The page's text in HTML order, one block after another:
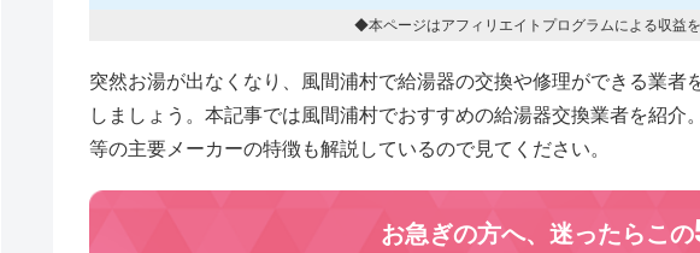
◆本ページはアフィリエイトプログラムによる収益を
突然お湯が出なくなり、風間浦村で給湯器の交換や修理ができる業者
しましょう。本記事では風間浦村でおすすめの給湯器交換業者を紹介
等の主要メーカーの特徴も解説しているので見てください。
お急ぎの方へ、迷ったらこの